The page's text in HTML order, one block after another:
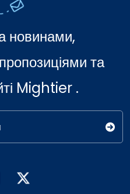
новинами,
та
Mightier .